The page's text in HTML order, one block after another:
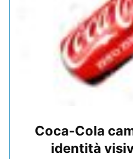
Coca-Cola
identità